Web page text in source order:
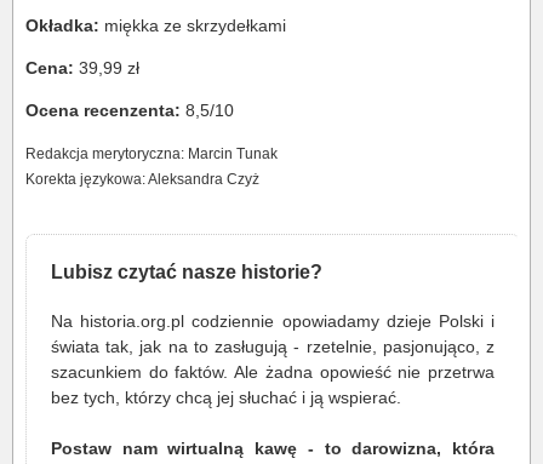
Okładka: miękka ze skrzydełkami
Cena: 39,99 zł
Ocena recenzenta: 8,5/10
Redakcja merytoryczna: Marcin Tunak
Korekta językowa: Aleksandra Czyż
Lubisz czytać nasze historie?
Na historia.org.pl codziennie opowiadamy dzieje Polski i
świata tak, jak na to zasługują - rzetelnie, pasjonująco, z
szacunkiem do faktów. Ale żadna opowieść nie przetrwa
bez tych, którzy chcą jej słuchać i ją wspierać.
Postaw nam wirtualną kawę - to darowizna, która